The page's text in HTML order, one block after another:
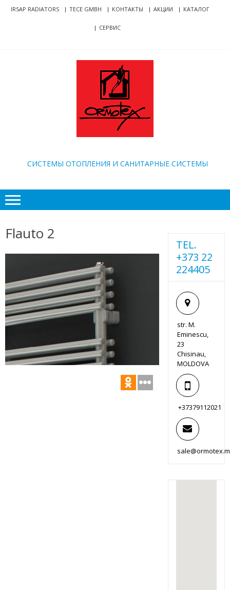
Skip
SkipIRSAP RADIATORS TECE GMBH КОНТАКТЫ АКЦИИ КАТАЛОГ
СЕРВИС
CИСТЕМЫ ОТОПЛЕНИЯ И САНИТАРНЫЕ СИСТЕМЫ
Flauto 2
TEL.
+373 22
224405
str. M.
Eminescu,
23
Chisinau,
MOLDOVA
+37379112021